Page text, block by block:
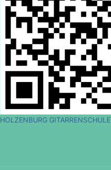
HOLZENBURG GITARRENSCHULE